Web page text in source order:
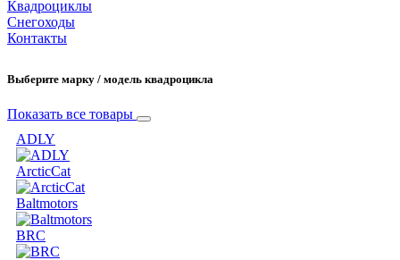
Квадроциклы
Снегоходы
Контакты
Выберите марку / модель квадроцикла
Показать все товары
ADLY
ArcticCat
Baltmotors
BRC